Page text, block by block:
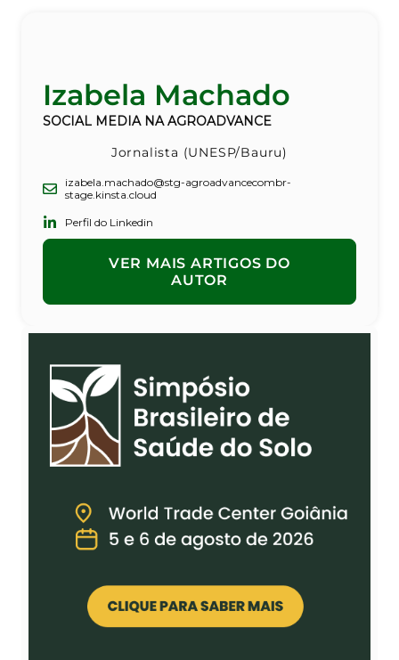
Izabela Machado
SOCIAL MEDIA NA AGROADVANCE
Jornalista (UNESP/Bauru)
izabela.machado@stg-agroadvancecombr-
stage.kinsta.cloud
Perfil do Linkedin
VER MAIS ARTIGOS DO
AUTOR